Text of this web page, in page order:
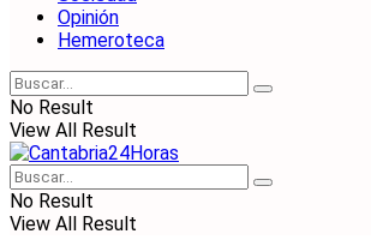
Opinión
Hemeroteca
No Result
View All Result
No Result
View All Result